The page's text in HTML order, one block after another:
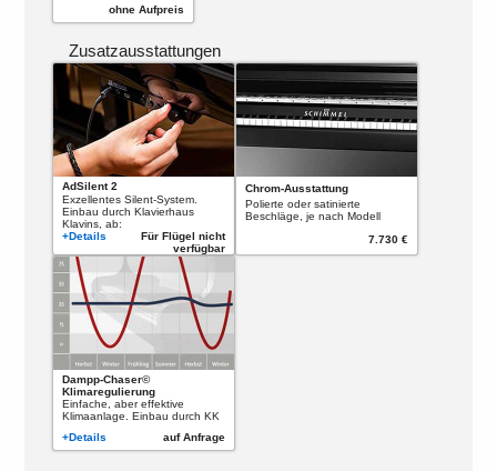
ohne Aufpreis
Zusatzausstattungen
AdSilent 2
Exzellentes Silent-System.
Einbau durch Klavierhaus
Klavins, ab:
+Details
Für Flügel nicht
verfügbar
Chrom-Ausstattung
Polierte oder satinierte
Beschläge, je nach Modell
7.730 €
Dampp-Chaser©
Klimaregulierung
Einfache, aber effektive
Klimaanlage. Einbau durch KK
+Details
auf Anfrage